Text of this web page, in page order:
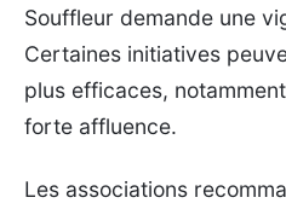
Souffleur demande une
Certaines initiatives
plus efficaces,
forte affluence.
Les associations